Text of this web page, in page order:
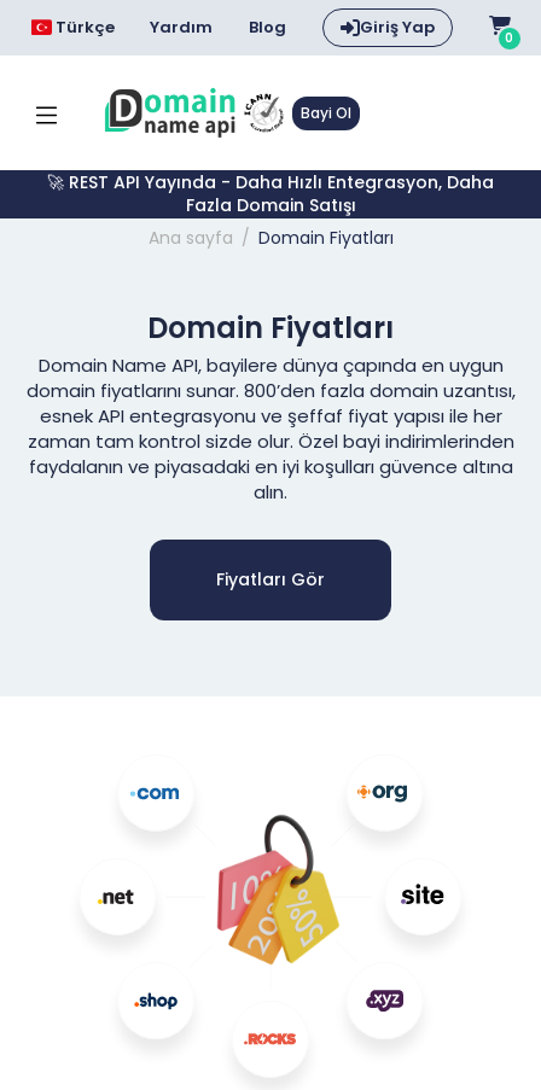
Türkçe Yardım Blog Giriş Yap 0
Bayi Ol
🚀 REST API Yayında - Daha Hızlı Entegrasyon, Daha
Fazla Domain Satışı
Ana sayfa
Domain Fiyatları
Domain Fiyatları
Domain Name API, bayilere dünya çapında en uygun
domain fiyatlarını sunar. 800’den fazla domain uzantısı,
esnek API entegrasyonu ve şeffaf fiyat yapısı ile her
zaman tam kontrol sizde olur. Özel bayi indirimlerinden
faydalanın ve piyasadaki en iyi koşulları güvence altına
alın.
Fiyatları Gör